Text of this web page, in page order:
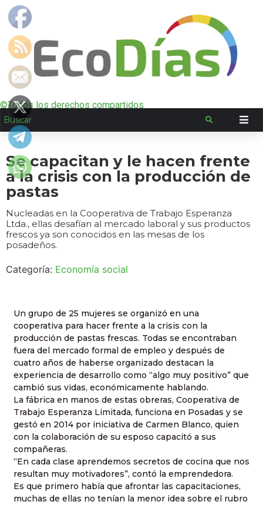
©Todos los derechos compartidos
Se capacitan y le hacen frente
a la crisis con la producción de
pastas
Nucleadas en la Cooperativa de Trabajo Esperanza
Ltda., ellas desafían al mercado laboral y sus productos
frescos ya son conocidos en las mesas de los
posadeños.
Categoría: Economía social
Un grupo de 25 mujeres se organizó en una
cooperativa para hacer frente a la crisis con la
producción de pastas frescas. Todas se encontraban
fuera del mercado formal de empleo y después de
cuatro años de haberse organizado destacan la
experiencia de desarrollo como “algo muy positivo” que
cambió sus vidas, económicamente hablando.
La fábrica en manos de estas obreras, Cooperativa de
Trabajo Esperanza Limitada, funciona en Posadas y se
gestó en 2014 por iniciativa de Carmen Blanco, quien
con la colaboración de su esposo capacitó a sus
compañeras.
“En cada clase aprendemos secretos de cocina que nos
resultan muy motivadores”, contó la emprendedora.
Es que primero había que afrontar las capacitaciones,
muchas de ellas no tenían la menor idea sobre el rubro